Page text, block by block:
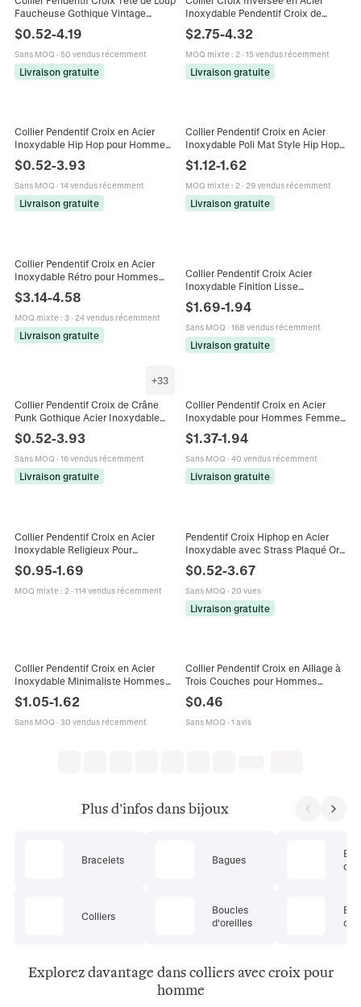
Faucheuse Gothique Vintage
Chaîne Vénitienne Bijoux Punk
$0.52-4.19
Sans MOQ · 50 vendus récemment
Livraison gratuite
Inoxydable Pendentif Croix de
Gothique Punk Bijoux Minimalistes
$2.75-4.32
MOQ mixte: 2· 15 vendus récemment
Livraison gratuite
Collier Pendentif Croix en Acier
Inoxydable Hip Hop pour Hommes
Femmes Plaqué Or Argent Strass
Iced Out Bijoux Religieux Collier
$0.52-3.93
Sans MOQ · 14 vendus récemment
Livraison gratuite
Collier Pendentif Croix en Acier
Inoxydable Poli Mat Style Hip Hop
Bijoux Chaîne de Blé Charme
Religieux Pour Hommes Femmes
$1.12-1.62
MOQ mixte: 2· 29 vendus récemment
Livraison gratuite
Collier Pendentif Croix en Acier
Inoxydable Rétro pour Hommes
Religieux Style Gothique
$3.14-4.58
MOQ mixte: 3· 24 vendus récemment
Livraison gratuite
Collier Pendentif Croix Acier
Inoxydable Finition Lisse
Bijoux Pour Hommes Garçons
$1.69-1.94
Sans MOQ · 168 vendus récemment
Livraison gratuite
+33
Collier Pendentif Croix de Crâne
Punk Gothique Acier Inoxydable
Chaîne Vénitienne Bijoux Hip Hop
Vintage Biker Fête Homme Femme
$0.52-3.93
Sans MOQ · 16 vendus récemment
Livraison gratuite
Collier Pendentif Croix en Acier
Inoxydable pour Hommes Femmes
Double Couche Métal Brossé
Chaîne Vénitienne Bijoux Hip Hop
$1.37-1.94
Sans MOQ · 40 vendus récemment
Livraison gratuite
Collier Pendentif Croix en Acier
Inoxydable Religieux Pour
Gravée Chaîne Box Bijoux
$0.95-1.69
MOQ mixte: 2· 114 vendus récemment
Pendentif Croix Hiphop en Acier
Inoxydable avec Strass Plaqué Or
pour Hommes Femmes
$0.52-3.67
Sans MOQ · 20 vues
Livraison gratuite
Collier Pendentif Croix en Acier
Inoxydable Minimaliste Hommes
Femmes Bijoux Religieux
Personnalisés Chaîne en Titane
Cadeau
$1.05-1.62
Sans MOQ · 30 vendus récemment
Collier Pendentif Croix en Alliage à
Trois Couches pour Hommes
Bijoux de Style Punk Religieux
Avec Chaîne à Billes Cadeau
$0.46
Sans MOQ · 1 avis
Plus d'infos dans bijoux
Bracelets
Colliers
Bagues
Boucles
d'oreilles
de
Explorez davantage dans colliers avec croix pour
homme